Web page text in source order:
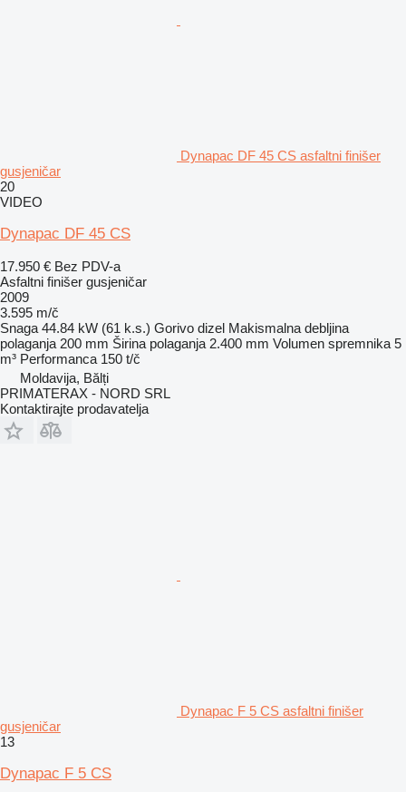
Dynapac DF 45 CS asfaltni finišer
gusjeničar
20
VIDEO
Dynapac DF 45 CS
17.950 € Bez PDV-a
Asfaltni finišer gusjeničar
2009
3.595 m/č
Snaga 44.84 kW (61 k.s.) Gorivo dizel Makismalna debljina
polaganja 200 mm Širina polaganja 2.400 mm Volumen spremnika 5
m³ Performanca 150 t/č
Moldavija, Bălți
PRIMATERAX - NORD SRL
Kontaktirajte prodavatelja
Dynapac F 5 CS asfaltni finišer
gusjeničar
13
Dynapac F 5 CS